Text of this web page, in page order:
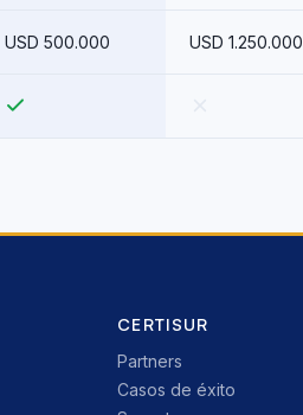
USD 500.000 USD 1.250.000
CERTISUR
Partners
Casos de éxito